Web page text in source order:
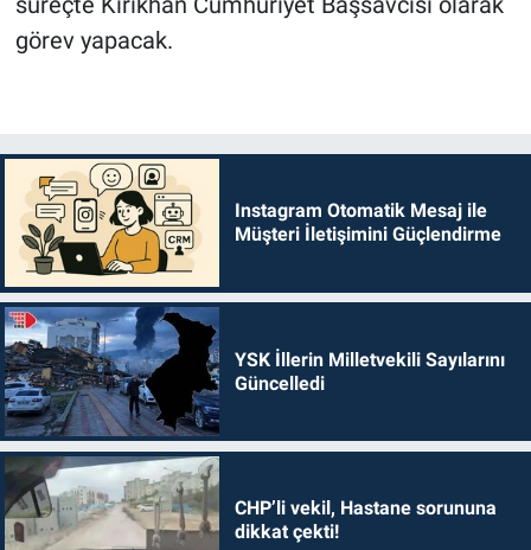
görev yapacak.
Instagram Otomatik Mesaj ile
Müşteri İletişimini Güçlendirme
YSK İllerin Milletvekili Sayılarını
Güncelledi
CHP’li vekil, Hastane sorununa
dikkat çekti!